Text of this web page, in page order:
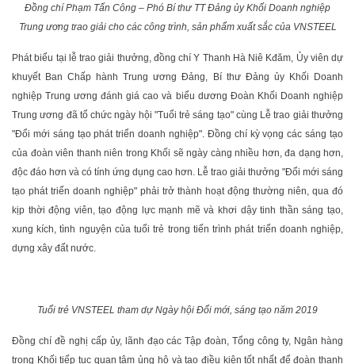
Đồng chí Phạm Tấn Công – Phó Bí thư TT Đảng ủy Khối Doanh nghiệp
Trung ương trao giải cho các công trình, sản phẩm xuất sắc của VNSTEEL
Phát biểu tại lễ trao giải thưởng, đồng chí Y Thanh Hà Niê Kđăm, Ủy viên dự
khuyết Ban Chấp hành Trung ương Đảng, Bí thư Đảng ủy Khối Doanh
nghiệp Trung ương đánh giá cao và biểu dương Đoàn Khối Doanh nghiệp
Trung ương đã tổ chức ngày hội "Tuổi trẻ sáng tạo" cùng Lễ trao giải thưởng
"Đổi mới sáng tạo phát triển doanh nghiệp". Đồng chí kỳ vọng các sáng tạo
của đoàn viên thanh niên trong Khối sẽ ngày càng nhiều hơn, đa dạng hơn,
độc đáo hơn và có tính ứng dụng cao hơn. Lễ trao giải thưởng "Đổi mới sáng
tạo phát triển doanh nghiệp" phải trở thành hoạt động thường niên, qua đó
kịp thời động viên, tạo động lực mạnh mẽ và khơi dậy tinh thần sáng tạo,
xung kích, tình nguyện của tuổi trẻ trong tiến trình phát triển doanh nghiệp,
dựng xây đất nước.
Tuổi trẻ VNSTEEL tham dự Ngày hội Đổi mới, sáng tạo năm 2019
Đồng chí đề nghị cấp ủy, lãnh đạo các Tập đoàn, Tổng công ty, Ngân hàng
trong Khối tiếp tục quan tâm ủng hộ và tạo điều kiện tốt nhất để đoàn thanh